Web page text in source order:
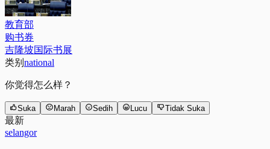
教育部
购书券
吉隆坡国际书展
类别 national
你觉得怎么样？
Suka Marah Sedih Lucu Tidak Suka
最新
selangor